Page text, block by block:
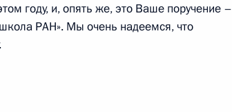
году, и, опять же, это Ваше поручение –
РАН». Мы очень надеемся, что